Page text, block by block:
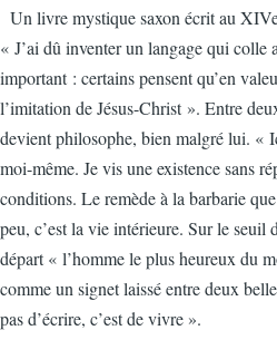
Un livre mystique saxon écrit au
« J’ai dû inventer un langage qui colle
important : certains pensent qu’en
l’imitation de Jésus-Christ ». Entre
devient philosophe, bien malgré lui. «
moi-même. Je vis une existence sans
conditions. Le remède à la barbarie
peu, c’est la vie intérieure. Sur le seuil
départ « l’homme le plus heureux du
comme un signet laissé entre deux
pas d’écrire, c’est de vivre ».